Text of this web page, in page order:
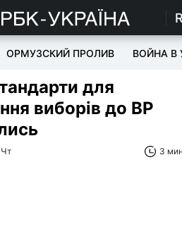
ОРМУЗСКИЙ ПРОЛИВ ВОЙНА В
для
виборів до ВР
3 мин